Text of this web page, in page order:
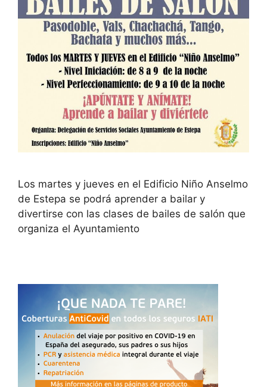
Los martes y jueves en el Edificio Niño Anselmo
de Estepa se podrá aprender a bailar y
divertirse con las clases de bailes de salón que
organiza el Ayuntamiento